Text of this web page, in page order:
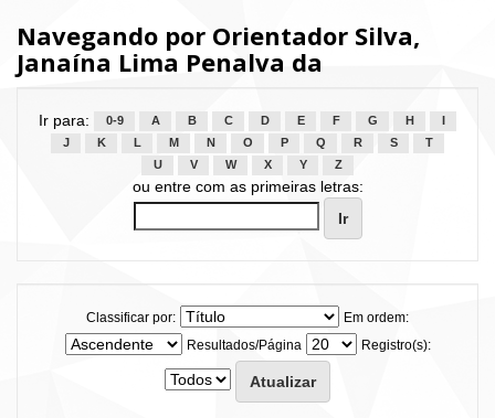
Navegando por Orientador Silva,
Janaína Lima Penalva da
Ir para: 0-9 A B C D E F G H
J
K L M N O P Q R S
T
U
V W X Y Z
ou entre com as primeiras letras:
Classificar por:
Em ordem:
Resultados/Página
Registro(s):